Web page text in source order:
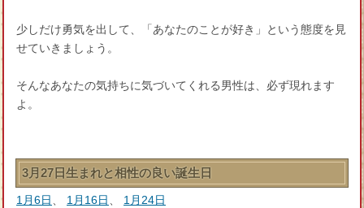
少しだけ勇気を出して、「あなたのことが好き」という態度を見
せていきましょう。
そんなあなたの気持ちに気づいてくれる男性は、必ず現れます
よ。
3月27日生まれと相性の良い誕生日
1月6日、 1月16日、 1月24日